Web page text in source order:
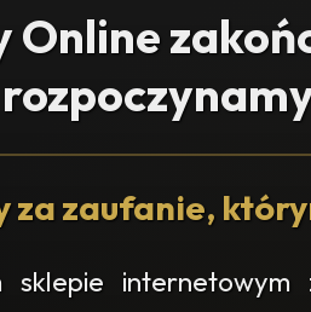
Online
za zaufanie,